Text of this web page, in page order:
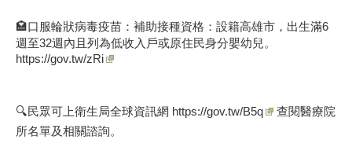
🏩口服輪狀病毒疫苗：補助接種資格：設籍高雄市，出生滿6
週至32週內且列為低收入戶或原住民身分嬰幼兒。
https://gov.tw/zRi
🔍民眾可上衛生局全球資訊網 https://gov.tw/B5q
查閱醫療院
所名單及相關諮詢。